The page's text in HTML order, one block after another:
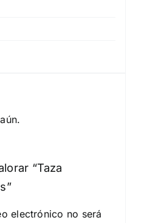
“Taza
electrónico no será